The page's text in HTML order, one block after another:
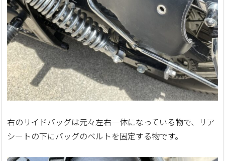
右のサイドバッグは元々左右一体になっている物で、リア
シートの下にバッグのベルトを固定する物です。